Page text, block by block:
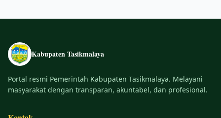
Kabupaten Tasikmalaya
Portal resmi Pemerintah Kabupaten Tasikmalaya. Melayani
masyarakat dengan transparan, akuntabel, dan profesional.